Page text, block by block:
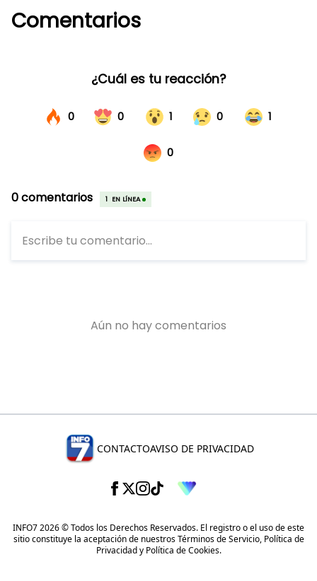
Comentarios
CONTACTOAVISO DE PRIVACIDAD
INFO7 2026 © Todos los Derechos Reservados. El registro o el uso de este
sitio constituye la aceptación de nuestrosTérminos de Servicio, Política de
Privacidady Política de Cookies.